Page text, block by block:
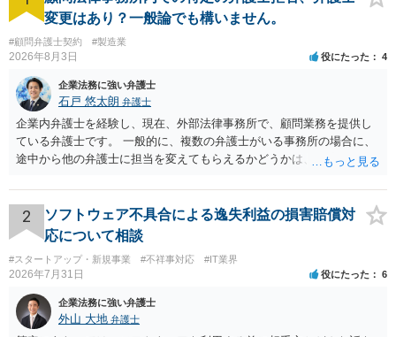
変更はあり？一般論でも構いません。
#顧問弁護士契約 #製造業
2026年8月3日 役にたった 4
企業法務に強い弁護士
石戸 悠太朗 弁護士
企業内弁護士を経験し、現在、外部法律事務所で、顧問業務を提供し
ている弁護士です。 一般的に、複数の弁護士がいる事務所の場合に、
途中から他の弁護士に担当を変えてもらえるかどうかは、当該事務所
が不満を抱いている弁護士を担当にすることは望ましくないため、別
の弁護士に変更するのが通常でしょう。それでも、担当弁護士を変え
てくれない場合は、他の弁護士の担当案件が一般で担当を変えられな
いなどの事情があるかと思います。 担当弁護士が変わらず、仕事内容
も改善されない場合には、決済権限を持つ上司に相談し、顧問契約自
体を見直すのが一番かと思います。
2
ソフトウェア不具合による逸失利益の損害賠償対
応について相談
#スタートアップ・新規事業 #不祥事対応 #IT業界
2026年7月31日 役にたった 6
企業法務に強い弁護士
外山 大地 弁護士